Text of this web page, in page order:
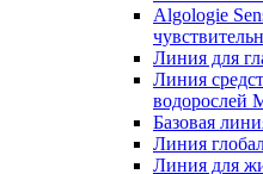
Algologie
Линия для
Линия
водорослей
Базовая
Линия
Линия для